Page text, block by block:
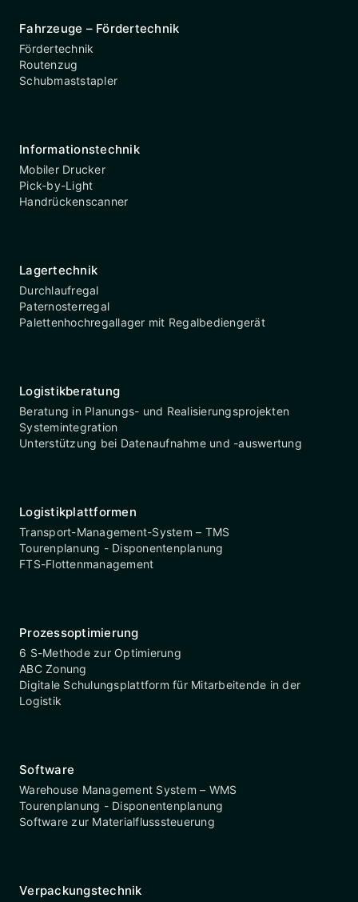
Fahrzeuge – Fördertechnik
Fördertechnik
Routenzug
Schubmaststapler
Informationstechnik
Mobiler Drucker
Pick-by-Light
Handrückenscanner
Lagertechnik
Durchlaufregal
Paternosterregal
Palettenhochregallager mit Regalbediengerät
Logistikberatung
Beratung in Planungs- und Realisierungsprojekten
Systemintegration
Unterstützung bei Datenaufnahme und -auswertung
Logistikplattformen
Transport-Management-System – TMS
Tourenplanung - Disponentenplanung
FTS-Flottenmanagement
Prozessoptimierung
6 S-Methode zur Optimierung
ABC Zonung
Digitale Schulungsplattform für Mitarbeitende in der
Logistik
Software
Warehouse Management System – WMS
Tourenplanung - Disponentenplanung
Software zur Materialflusssteuerung
Verpackungstechnik